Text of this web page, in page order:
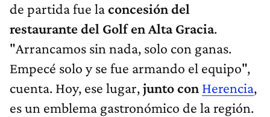
de partida fue laconcesión del
restaurante del Golf en Alta Gracia.
"Arrancamos sin nada, solo con ganas.
Empecé solo y se fue armando el equipo",
cuenta. Hoy, ese lugar,junto con Herencia,
es un emblema gastronómico de la región.